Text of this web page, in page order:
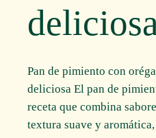
Pan de pimiento con
deliciosa El pan de
receta que combina
textura suave y